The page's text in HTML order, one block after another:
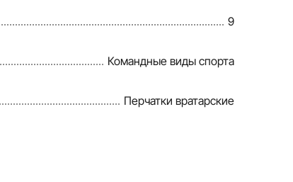
9
Командные виды спорта
Перчатки вратарские